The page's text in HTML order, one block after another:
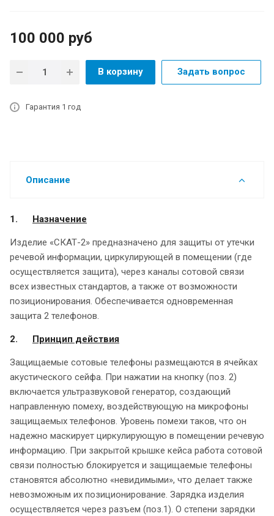
100 000 руб
В корзину Задать вопрос
Гарантия 1 год
Описание
1. Назначение
Изделие «СКАТ-2» предназначено для защиты от утечки
речевой информации, циркулирующей в помещении (где
осуществляется защита), через каналы сотовой связи
всех известных стандартов, а также от возможности
позиционирования. Обеспечивается одновременная
защита 2 телефонов.
2. Принцип действия
Защищаемые сотовые телефоны размещаются в ячейках
акустического сейфа. При нажатии на кнопку (поз. 2)
включается ультразвуковой генератор, создающий
направленную помеху, воздействующую на микрофоны
защищаемых телефонов. Уровень помехи таков, что он
надежно маскирует циркулирующую в помещении речевую
информацию. При закрытой крышке кейса работа сотовой
связи полностью блокируется и защищаемые телефоны
становятся абсолютно «невидимыми», что делает также
невозможным их позиционирование. Зарядка изделия
осуществляется через разъем (поз.1). О степени зарядки